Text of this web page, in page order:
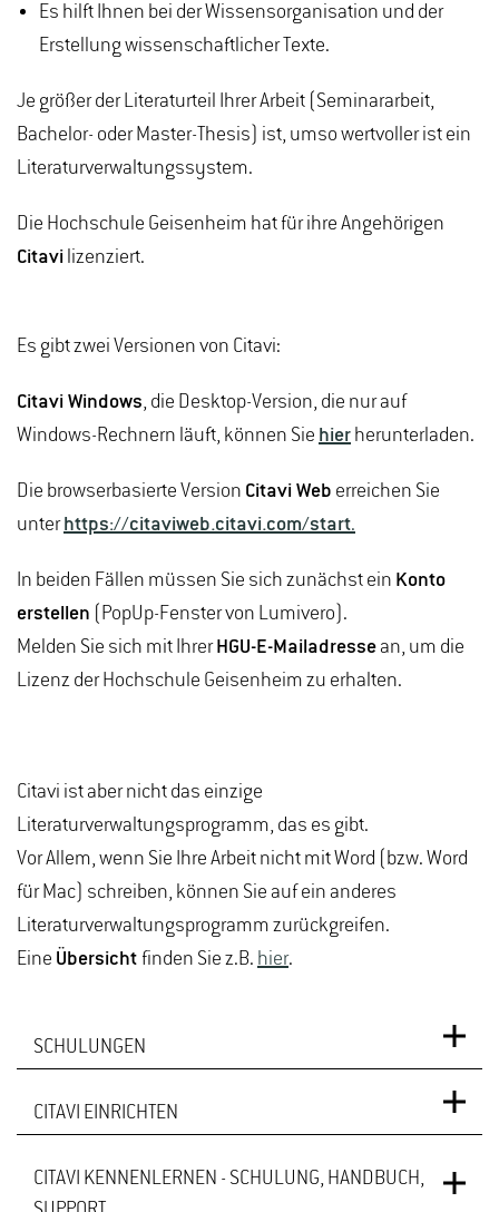
Es hilft Ihnen bei der Wissensorganisation und der
Erstellung wissenschaftlicher Texte.
Je größer der Literaturteil Ihrer Arbeit (Seminararbeit,
Bachelor- oder Master-Thesis) ist, umso wertvoller ist ein
Literaturverwaltungssystem.
Die Hochschule Geisenheim hat für ihre Angehörigen
Citavi lizenziert.
Es gibt zwei Versionen von Citavi:
Citavi Windows, die Desktop-Version, die nur auf
Windows-Rechnern läuft, können Sie hier herunterladen.
Die browserbasierte Version Citavi Web erreichen Sie
unterhttps://citaviweb.citavi.com/start.
In beiden Fällen müssen Sie sich zunächst ein Konto
erstellen (PopUp-Fenster von Lumivero).
Melden Sie sich mit IhrerHGU-E-Mailadresse an, um die
Lizenz der Hochschule Geisenheim zu erhalten.
Citavi ist aber nicht das einzige
Literaturverwaltungsprogramm, das es gibt.
Vor Allem, wenn Sie Ihre Arbeit nicht mit Word (bzw. Word
für Mac) schreiben, können Sie auf ein anderes
Literaturverwaltungsprogramm zurückgreifen.
Eine Übersicht finden Sie z.B. hier.
SCHULUNGEN
Eine Einführung in dieses umfangreiche Programm
CITAVI EINRICHTEN
Damit Sie mit Citavi unkompliziert auf unser
CITAVI KENNENLERNEN - SCHULUNG, HANDBUCH,